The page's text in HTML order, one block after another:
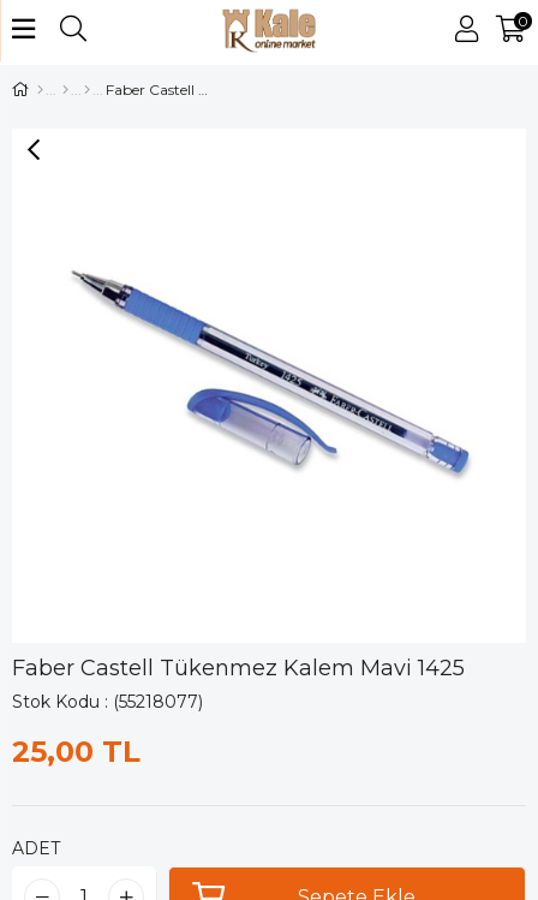
0
Faber Castell Tükenmez Kalem Mavi 1425
Faber Castell Tükenmez Kalem Mavi 1425
Stok Kodu (55218077)
25,00 TL
ADET